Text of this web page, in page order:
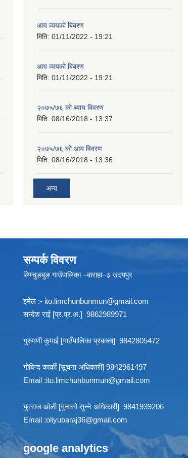
आय व्ययको बिबरण
मिति: 01/11/2022 - 19:21
आय व्ययको बिबरण
मिति: 01/11/2022 - 19:21
२०७५/७६ को ब्याय विवरण
मिति: 08/16/2018 - 13:37
२०७५/७६ को आय विवरण
मिति: 08/16/2018 - 13:36
अन्य
सम्पर्क विवरण
लिम्चुङबुङ गाउँपालिका –बाराहा–३ उदयपुर
इमेल :- ito.limchunbunmun@gmail.com
सन्देश राई [प्र.प्र.अ.] 9862989971
गुरुमणी कुमाई [गाउँपालिका प्रबक्ता] 9842805472
गोबिन्द कार्की [सूचना अधिकारी] 9842961497
Email :ito.limchunbunmun@gmail.com
युवराज ओली [गुनासो सुन्ने अधिकारी] 9841939206
Email :oliyubaraj36@gmail.com
google analytics